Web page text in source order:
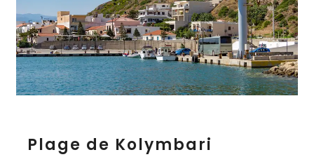
l
Plage de Kolymbari